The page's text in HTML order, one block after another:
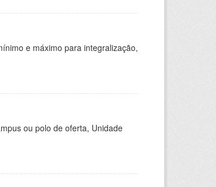
e máximo para integralização,
ou polo de oferta, Unidade